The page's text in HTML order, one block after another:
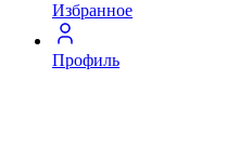
Избранное
Профиль